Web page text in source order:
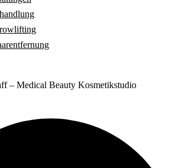
– Medical Beauty Kosmetikstudio